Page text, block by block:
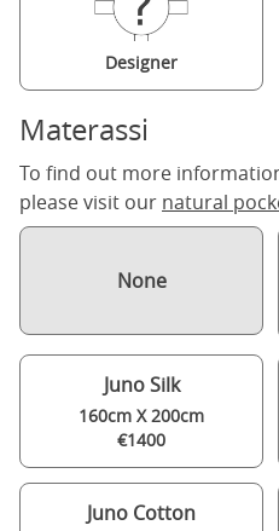
Designer
Materassi
To find out more
please visit our natural
None
Juno Silk
160cm X 200cm
€1400
Juno Cotton